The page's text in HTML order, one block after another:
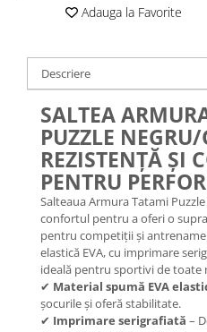
Adauga la Favorite
Descriere
SALTEA
PUZZLE
REZISTENȚĂ ȘI
PENTRU
Salteaua Armura Tatami
confortul pentru a oferi o
pentru competiții și
elastică EVA, cu imprimare
ideală pentru sportivi de toate
✔ Material spumă EVA
șocurile și oferă stabilitate.
✔ Imprimare serigrafiată –